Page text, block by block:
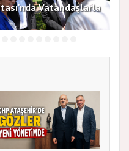
Vatandaşlarla